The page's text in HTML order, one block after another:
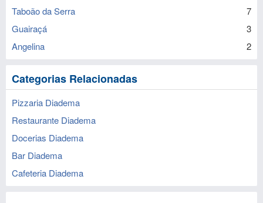
Taboão da Serra
7
Guairaçá
3
Angelina
2
Categorias Relacionadas
Pizzaria Diadema
Restaurante Diadema
Docerias Diadema
Bar Diadema
Cafeteria Diadema